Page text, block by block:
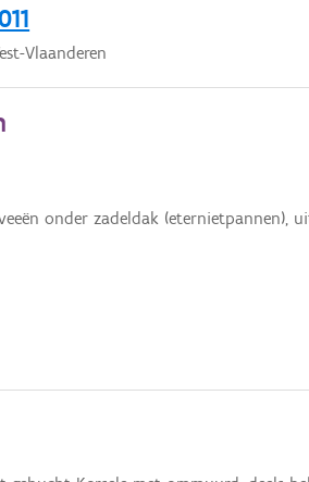
Vlaanderen
onder zadeldak (eternietpannen),